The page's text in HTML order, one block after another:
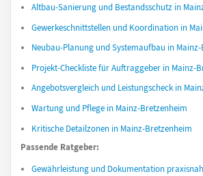
Altbau-Sanierung und Bestandsschutz in
Gewerkeschnittstellen und Koordination in
Neubau-Planung und Systemaufbau in
Projekt-Checkliste für Auftraggeber in Mainz-
Angebotsvergleich und Leistungscheck in
Wartung und Pflege in Mainz-Bretzenheim
Kritische Detailzonen in Mainz-Bretzenheim
Passende Ratgeber:
Gewährleistung und Dokumentation